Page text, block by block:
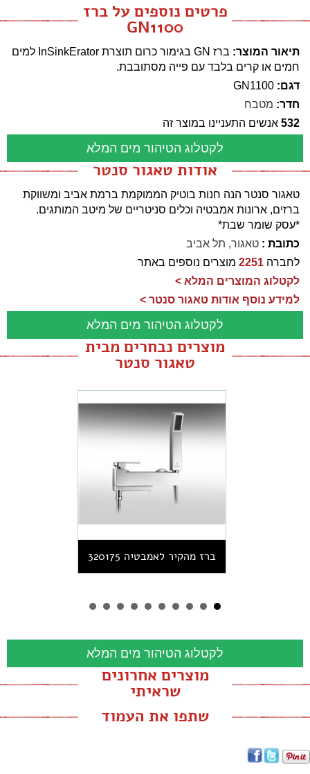
פרטים נוספים על ברז
GN1100
תיאור המוצר:
ברז GN בגימור כרום תוצרת InSinkErator למים
חמים או קרים בלבד עם פייה מסתובבת.
דגם: GN1100
חדר: מטבח
532 אנשים התעניינו במוצר זה
לקטלוג הטיהור מים המלא
אודות טאגור סנטר
טאגור סנטר הנה חנות בוטיק הממוקמת ברמת אביב ומשווקת
ברזים, ארונות אמבטיה וכלים סניטריים של מיטב המותגים.
*עסק שומר שבת*
כתובת : טאגור, תל אביב
לחברה 2251 מוצרים נוספים באתר
לקטלוג המוצרים המלא >
למידע נוסף אודות טאגור סנטר >
לקטלוג הטיהור מים המלא
מוצרים נבחרים מבית
טאגור סנטר
ברז מהקיר לאמבטיה 320175
לקטלוג הטיהור מים המלא
מוצרים אחרונים
שראיתי
שתפו את העמוד